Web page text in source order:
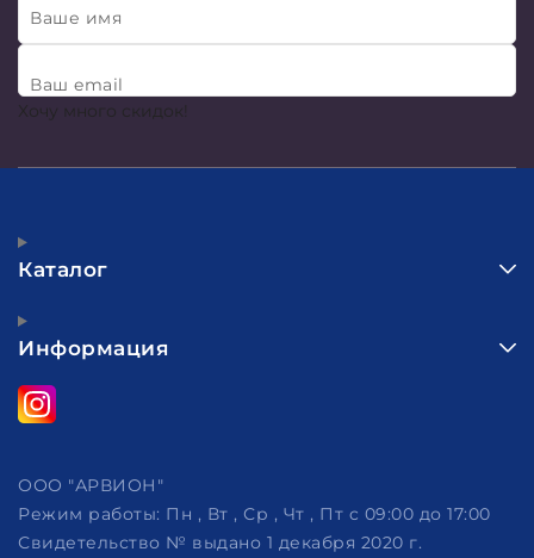
Ваше имя
Ваш email
Хочу много скидок!
Каталог
Информация
ООО "АРВИОН"
Режим работы: Пн , Вт , Ср , Чт , Пт c 09:00 до 17:00
Свидетельство № выдано 1 декабря 2020 г.